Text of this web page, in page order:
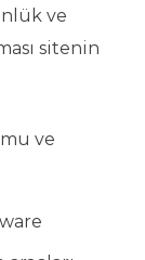
ve
sitenin
ve